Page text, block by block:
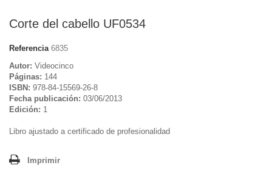
Corte del cabello UF0534
Referencia 6835
Autor: Videocinco
Páginas: 144
ISBN: 978-84-15569-26-8
Fecha publicación: 03/06/2013
Edición: 1
Libro ajustado a certificado de profesionalidad
Imprimir